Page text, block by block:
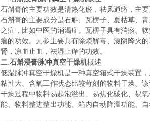
石斛膏的主要功效是清热化瘀，祛风通络，主
石斛膏的主要成分是石斛、瓦楞子、夏枯草、
之症，比如中医的消渴症。瓦楞子具有消痰、
瘤的功效。元参主要具有除烦解毒、滋阴降火
肾，凉血止血，祛湿止痒的功效。
二. 石斛浸膏脉冲真空干燥机概述
低湿脉冲真空干燥机是一种真空箱式干燥装置
粘性大、含氧工作状态比较苛刻的物料干燥。
干燥过程中物料易起泡溢出、易焦化碳化、易
能、物料整进整出功能、箱内自动降温功能、自